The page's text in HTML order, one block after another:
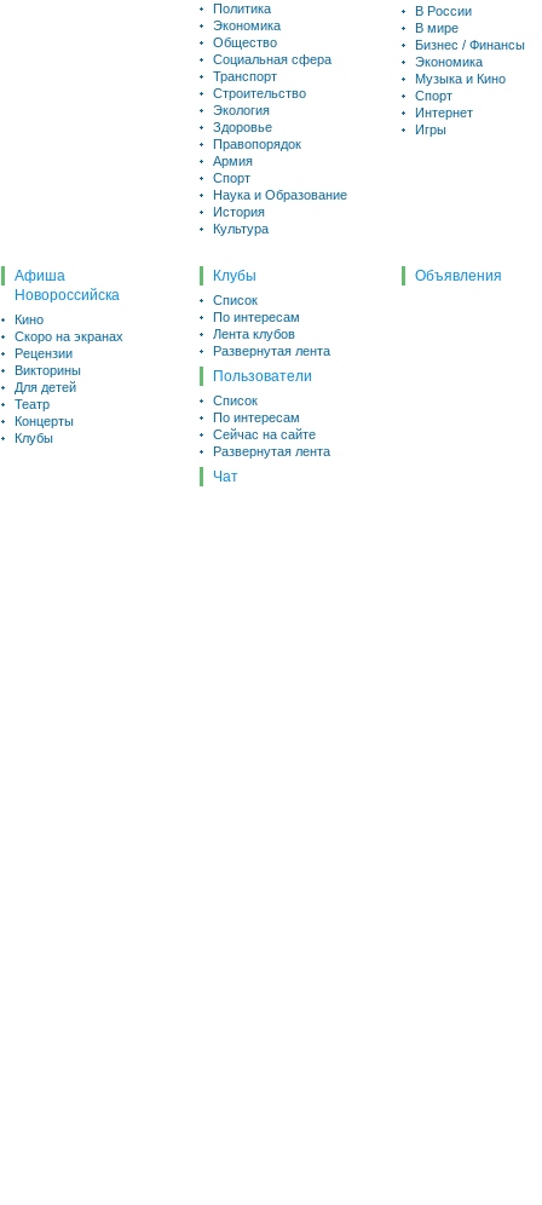
Политика
Экономика
Общество
Социальная сфера
Транспорт
Строительство
Экология
Здоровье
Правопорядок
Армия
Спорт
Наука и Образование
История
Культура
В России
В мире
Бизнес / Финансы
Экономика
Музыка и Кино
Спорт
Интернет
Игры
Афиша
Новороссийска
Кино
Скоро на экранах
Рецензии
Викторины
Для детей
Театр
Концерты
Клубы
Клубы
Список
По интересам
Лента клубов
Развернутая лента
Пользователи
Список
По интересам
Сейчас на сайте
Развернутая лента
Чат
Объявления